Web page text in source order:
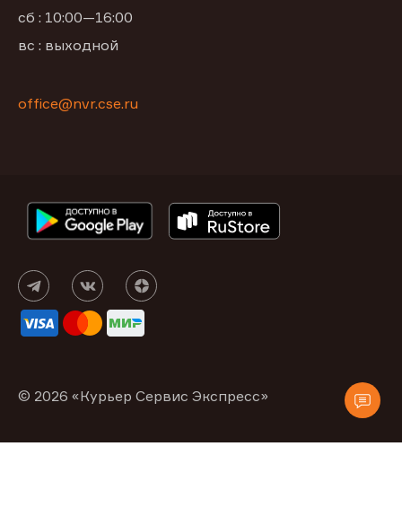
сб : 10:00—16:00
вс : выходной
office@nvr.cse.ru
© 2026 «Курьер Сервис Экспресс»